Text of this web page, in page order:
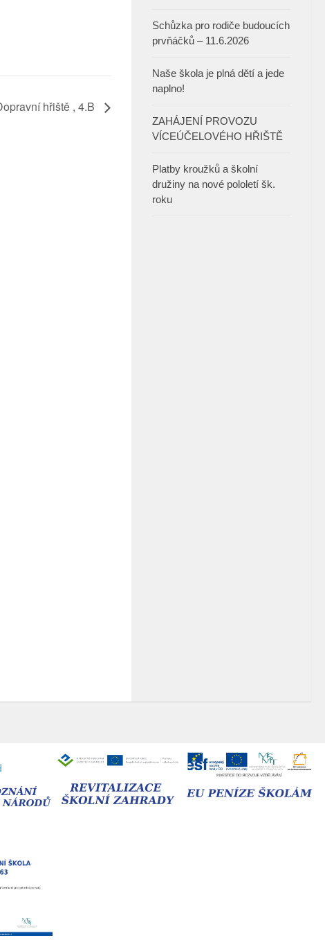
hřiště , 4.B
Schůzka pro rodiče budoucích
prvňáčků – 11.6.2026
Naše škola je plná dětí a jede
naplno!
ZAHÁJENÍ PROVOZU
VÍCEÚČELOVÉHO HŘIŠTĚ
Platby kroužků a školní
družiny na nové pololetí šk.
roku